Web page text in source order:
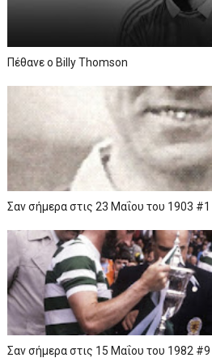
Πέθανε ο Billy Thomson
Σαν σήμερα στις 23 Μαΐου του 1903 #1
Σαν σήμερα στις 15 Μαΐου του 1982 #9